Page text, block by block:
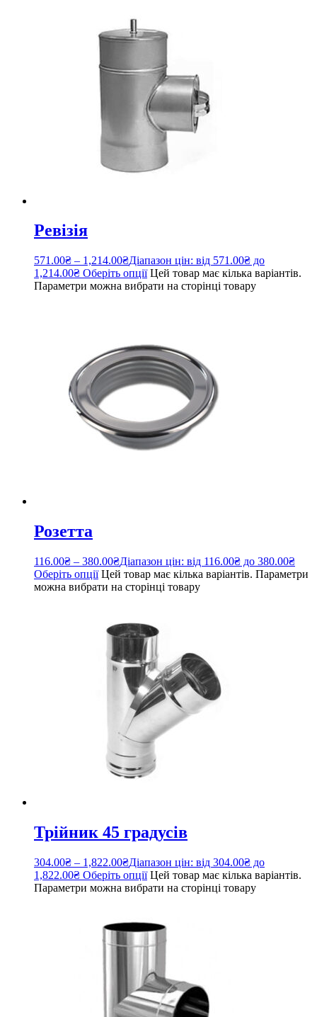
Ревізія
571.00₴ – 1,214.00₴Діапазон цін: від 571.00₴ до
1,214.00₴ Оберіть опції Цей товар має кілька варіантів.
Параметри можна вибрати на сторінці товару
Розетта
116.00₴ – 380.00₴Діапазон цін: від 116.00₴ до 380.00₴
Оберіть опції Цей товар має кілька варіантів. Параметри
можна вибрати на сторінці товару
Трійник 45 градусів
304.00₴ – 1,822.00₴Діапазон цін: від 304.00₴ до
1,822.00₴ Оберіть опції Цей товар має кілька варіантів.
Параметри можна вибрати на сторінці товару